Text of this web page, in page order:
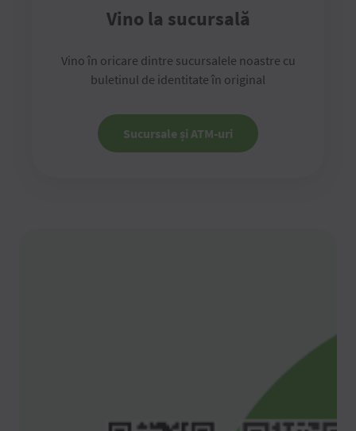
Vino la sucursală
Vino în oricare dintre sucursalele noastre cu
buletinul de identitate în original
Sucursale și ATM-uri